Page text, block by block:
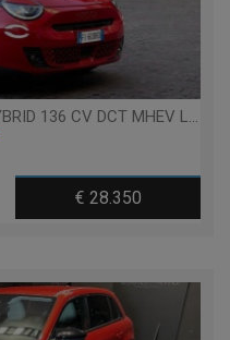
600 HYBRID 136 CV DCT MHEV LA PRIMA
€ 28.350